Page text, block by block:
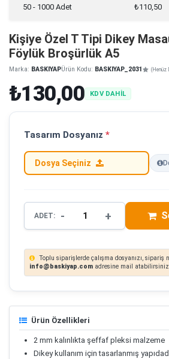
50 - 1000 Adet ₺110,50
Kişiye Özel T Tipi Dikey
Föylük Broşürlük A5
Marka: BASKIYAPÜrün Kodu: BASKIYAP_2031 (Henüz
₺130,00 KDV DAHİL
Tasarım Dosyanız *
Dosya Seçiniz
ADET: - +
Toplu siparişlerde çalışma dosyanızı, sipariş
info@baskiyap.com adresine mail
Ürün Özellikleri
2 mm kalınlıkta şeffaf pleksi malzeme
Dikey kullanım için tasarlanmış